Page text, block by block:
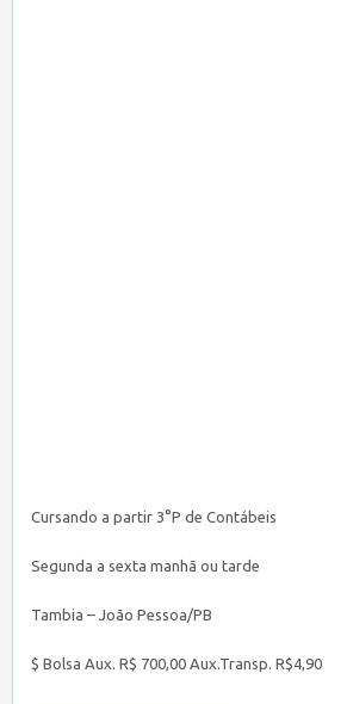
Cursando a partir 3°P de Contábeis
Segunda a sexta manhã ou tarde
Tambia – João Pessoa/PB
$ Bolsa Aux. R$ 700,00 Aux.Transp. R$4,90